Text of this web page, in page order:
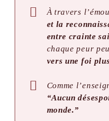
À travers
et la
entre crainte
chaque peur
vers une foi
Comme
“Aucun
monde.”